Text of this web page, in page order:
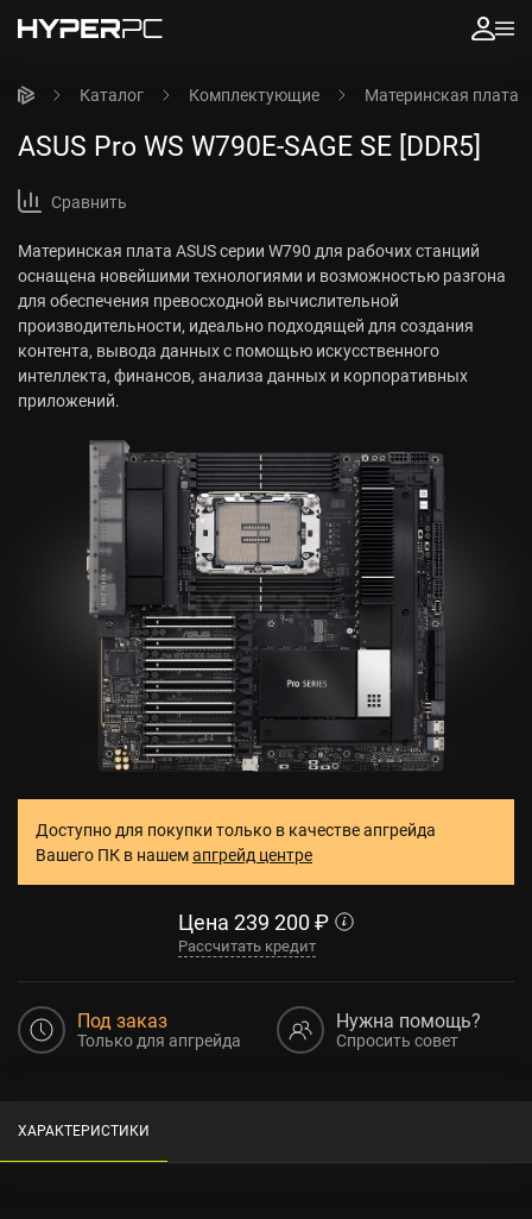
Каталог Комплектующие Материнская плата
ASUS Pro WS W790E-SAGE SE [DDR5]
Сравнить
Материнская плата ASUS серии W790 для рабочих станций
оснащена новейшими технологиями и возможностью разгона
для обеспечения превосходной вычислительной
производительности, идеально подходящей для создания
контента, вывода данных с помощью искусственного
интеллекта, финансов, анализа данных и корпоративных
приложений.
Доступно для покупки только в качестве апгрейда
Вашего ПК в нашемапгрейд центре
Цена 239 200 ₽
Рассчитать кредит
Под заказ
Только для апгрейда
Нужна помощь?
Спросить совет
ХАРАКТЕРИСТИКИ